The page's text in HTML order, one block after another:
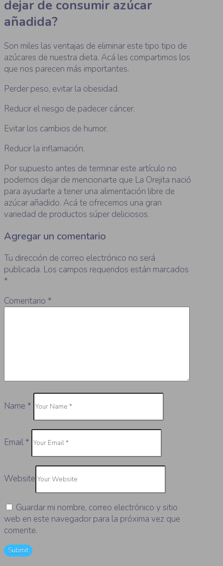
dejar de consumir azúcar
añadida?
Son miles las ventajas de eliminar este tipo tipo de
azúcares de nuestra dieta. Acá les compartimos los
que nos parecen más importantes.
Perder peso, evitar la obesidad.
Reducir el riesgo de padecer cáncer.
Evitar los cambios de humor.
Reducir la inflamación.
Por supuesto antes de terminar este artículo no
podemos dejar de mencionarte que La Orejita nació
para ayudarte a tener una alimentación libre de
azúcar añadido. Acá te ofrecemos una gran
variedad de productos súper deliciosos.
Agregar un comentario
Tu dirección de correo electrónico no será
publicada. Los campos requeridos están marcados
*
Comentario *
Name *
Email*
Website
Guardar mi nombre, correo electrónico y sitio
web en este navegador para la próxima vez que
comente.